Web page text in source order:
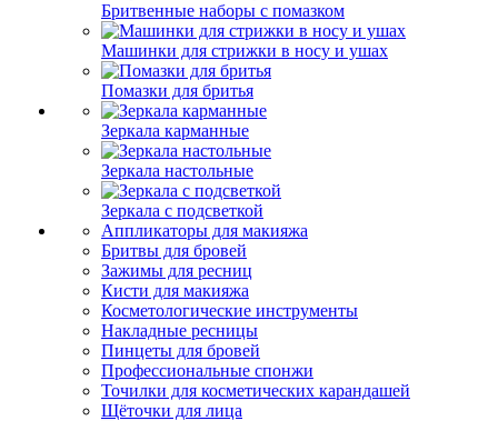
Бритвенные наборы с помазком
Машинки для стрижки в носу и ушах
Помазки для бритья
Зеркала карманные
Зеркала настольные
Зеркала с подсветкой
Аппликаторы для макияжа
Бритвы для бровей
Зажимы для ресниц
Кисти для макияжа
Косметологические инструменты
Накладные ресницы
Пинцеты для бровей
Профессиональные спонжи
Точилки для косметических карандашей
Щёточки для лица